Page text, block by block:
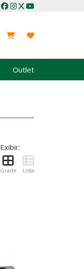
Outlet
Exibir:
Grade Lista